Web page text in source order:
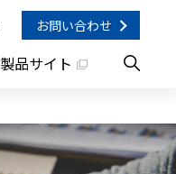
お問い合わせ
製品サイト